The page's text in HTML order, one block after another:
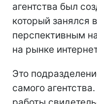
агентства был
который занялся
перспективным
на рынке
Это
самого